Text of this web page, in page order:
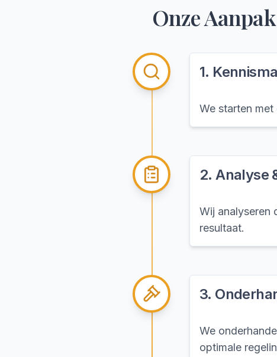
Onze
1.
We starten
2.Analyse
Wij analyseren
resultaat.
3.
We
optimale